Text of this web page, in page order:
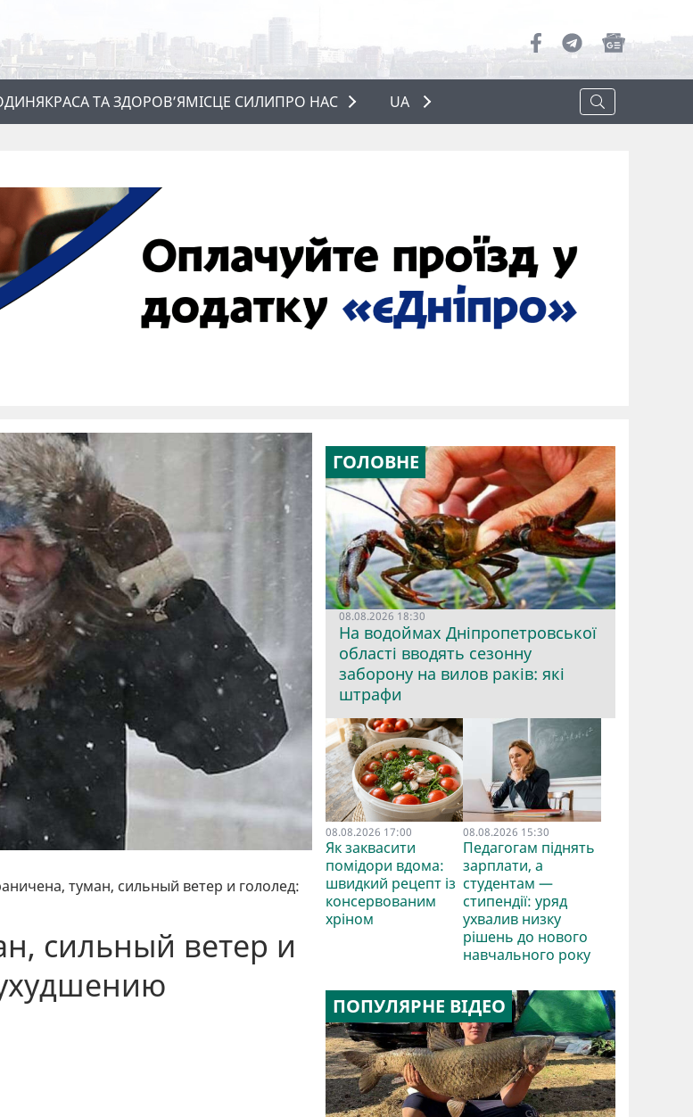
КРАСА ТА ЗДОРОВ’ЯМІСЦЕ СИЛИПРО НАС
UA
туман, сильный ветер и гололед:
сильный ветер и
ГОЛОВНЕ
08.08.2026 18:30
На водоймах Дніпропетровської
області вводять сезонну
заборону на вилов раків: які
штрафи
08.08.2026 17:00
Як заквасити
помідори вдома:
швидкий рецепт із
консервованим
хріном
08.08.2026 15:30
Педагогам піднять
зарплати, а
студентам —
стипендії: уряд
ухвалив низку
рішень до нового
навчального року
ПОПУЛЯРНЕ ВІДЕО